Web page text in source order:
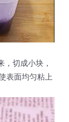
切成小块，
表面均匀粘上